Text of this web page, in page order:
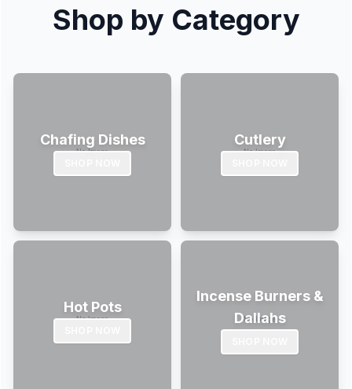
Shop by Category
Chafing Dishes Cutlery
Hot Pots
Incense Burners &
Dallahs